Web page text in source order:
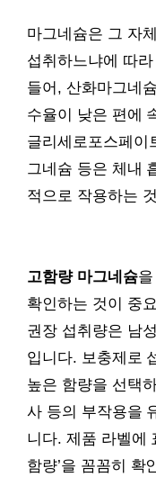
마그네슘은 그 자
섭취하느냐에 따
들어, 산화마그네
수율이 낮은 편에
글리세로포스페이
그네슘 등은 체내
적으로 작용하는
고함량 마그네슘을
확인하는 것이 중
권장 섭취량은 남
입니다. 보충제로
높은 함량을 선택
사 등의 부작용을
니다. 제품 라벨에
함량’을 꼼꼼히 확